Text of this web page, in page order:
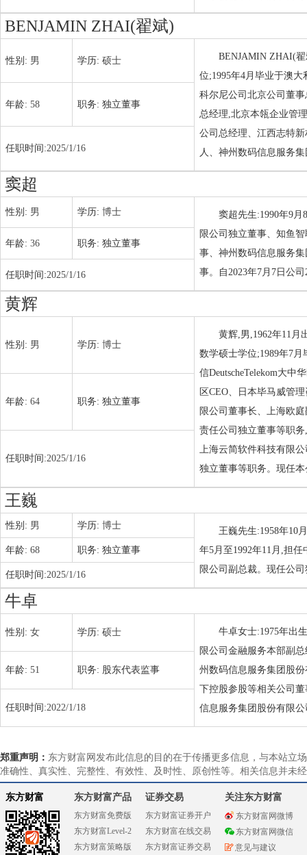
BENJAMIN ZHAI(翟斌)
性别: 男 学历: 硕士
BENJAMIN ZHAI(
位;1995年4月毕业于澳
科尔尼公司北京公司董
总经理,北京本瓴企业管
公司总经理、江西志特
人、神州数码信息服务
年龄: 58 职务: 独立董事
任职时间:2025/1/16
窦超
性别: 男 学历: 博士
窦超先生:1990年9
限公司独立董事、知鱼
事、神州数码信息服务
事。自2023年7月7日公
年龄: 36 职务: 独立董事
任职时间:2025/1/16
黄辉
性别: 男 学历: 博士
黄辉,男,1962年11月
数学硕士学位;1989年7
信DeutscheTelekom大中
区CEO、日本毕马威管
限公司董事长、上海欧
责任公司独立董事等职
上海云简软件科技有限
独立董事等职务。现任
年龄: 64 职务: 独立董事
任职时间:2025/1/16
王巍
性别: 男 学历: 博士
王巍先生:1958年10
年5月至1992年11月,担
限公司副总裁。现任公
年龄: 68 职务: 独立董事
任职时间:2025/1/16
牛卓
性别: 女 学历: 硕士
牛卓女士:1975年出
限公司金融服务本部副
州数码信息服务集团股
下控股参股等相关公司
信息服务集团股份有限
年龄: 51 职务: 股东代表监事
任职时间:2022/1/18
郑重声明： 东方财富网发布此信息的目的在于传播更多信息，与本站立
准确性、真实性、完整性、有效性、及时性、原创性等。相关信息并未
东方财富 东方财富产品
东方财富免费版
东方财富Level-2
东方财富策略版
证券交易
东方财富证券开户
东方财富在线交易
东方财富证券交易
关注东方财富
东方财富网微博
东方财富网微信
意见与建议